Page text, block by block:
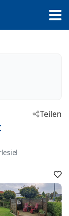
Teilen